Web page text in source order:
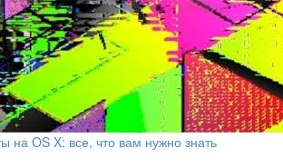
на OS X: все, что вам нужно знать